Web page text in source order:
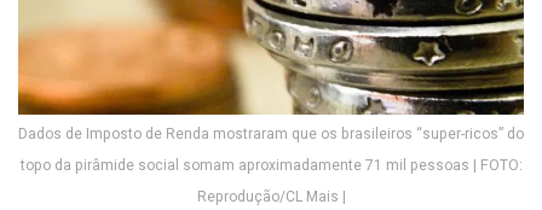
Dados de Imposto de Renda mostraram que os brasileiros “super-ricos” do
topo da pirâmide social somam aproximadamente 71 mil pessoas | FOTO:
Reprodução/CL Mais |